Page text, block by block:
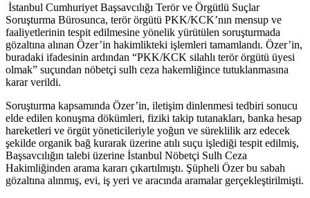
İstanbul Cumhuriyet Başsavcılığı Terör ve Örgütlü Suçlar
Soruşturma Bürosunca, terör örgütü PKK/KCK’nın mensup ve
faaliyetlerinin tespit edilmesine yönelik yürütülen soruşturmada
gözaltına alınan Özer’in hakimlikteki işlemleri tamamlandı. Özer’in,
buradaki ifadesinin ardından “PKK/KCK silahlı terör örgütü üyesi
olmak” suçundan nöbetçi sulh ceza hakemliğince tutuklanmasına
karar verildi.
Soruşturma kapsamında Özer’in, iletişim dinlenmesi tedbiri sonucu
elde edilen konuşma dökümleri, fiziki takip tutanakları, banka hesap
hareketleri ve örgüt yöneticileriyle yoğun ve süreklilik arz edecek
şekilde organik bağ kurarak üzerine atılı suçu işlediği tespit edilmiş,
Başsavcılığın talebi üzerine İstanbul Nöbetçi Sulh Ceza
Hakimliğinden arama kararı çıkartılmıştı. Şüpheli Özer bu sabah
gözaltına alınmış, evi, iş yeri ve aracında aramalar gerçekleştirilmişti.